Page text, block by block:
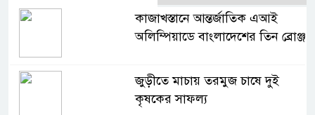
কাজাখস্তানে আন্তর্জাতিক এআই
অলিম্পিয়াডে বাংলাদেশের তিন ব্রোঞ্জ
জুড়ীতে মাচায় তরমুজ চাষে দুই
কৃষকের সাফল্য